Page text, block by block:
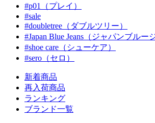
#p01（プレイ）
#sale
#doubletree（ダブルツリー）
#Japan Blue Jeans（ジャパンブルー
#shoe care（シューケア）
#sero（セロ）
新着商品
再入荷商品
ランキング
ブランド一覧